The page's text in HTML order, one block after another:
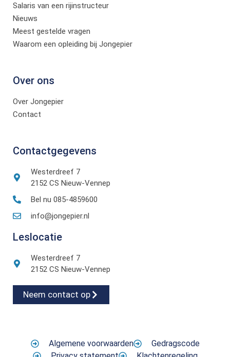
Salaris van een rijinstructeur
Nieuws
Meest gestelde vragen
Waarom een opleiding bij Jongepier
Over ons
Over Jongepier
Contact
Contactgegevens
Westerdreef 7
2152 CS Nieuw-Vennep
Bel nu 085-4859600
info@jongepier.nl
Leslocatie
Westerdreef 7
2152 CS Nieuw-Vennep
Neem contact op
Algemene voorwaarden
Gedragscode